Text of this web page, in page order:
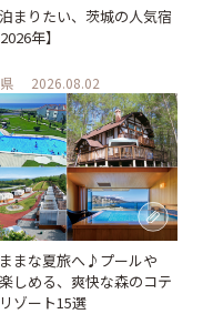
まりたい、茨城の人気宿
年】
2026.08.02
まな夏旅へ♪プールや
しめる、爽快な森のコテ
ゾート15選